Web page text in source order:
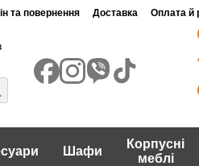
та повернення Доставка Оплата й
Шафи
Корпусні
меблі